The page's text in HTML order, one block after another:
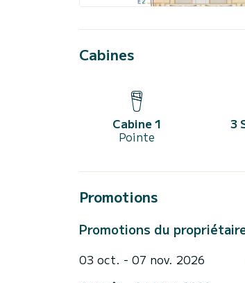
Cabines
Cabine 1
Pointe
3
Promotions
Promotions du
03 oct. - 07 nov. 2026